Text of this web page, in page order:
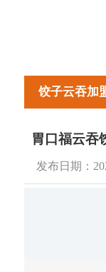
饺子云吞加
胃口福云吞
发布日期：